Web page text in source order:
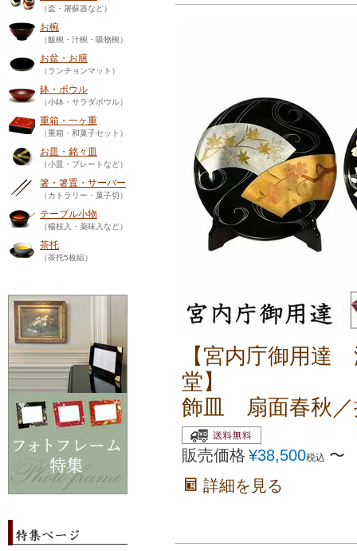
（盃・屠蘇器など）
お椀
（飯椀・汁椀・吸物椀）
お盆・お膳
（ランチョンマット）
鉢・ボウル
（小鉢・サラダボウル）
重箱・一ヶ重
（重箱・和菓子セット）
お皿・銘々皿
（小皿・プレートなど）
箸・箸置・サーバー
（カトラリー・菓子切）
テーブル小物
（楊枝入・薬味入など）
茶托
（茶托5枚組）
【宮内庁御用達
堂】
飾皿 扇面春秋／
販売価格 ¥38,500税込 〜
詳細を見る